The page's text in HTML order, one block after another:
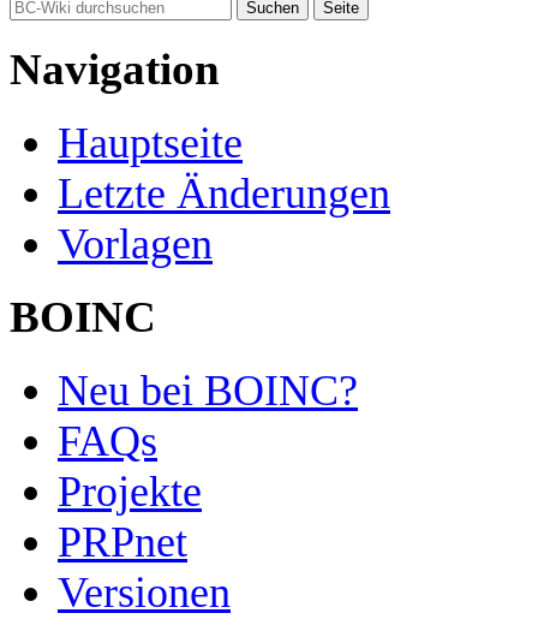
Navigation
Hauptseite
Letzte Änderungen
Vorlagen
BOINC
Neu bei BOINC?
FAQs
Projekte
PRPnet
Versionen